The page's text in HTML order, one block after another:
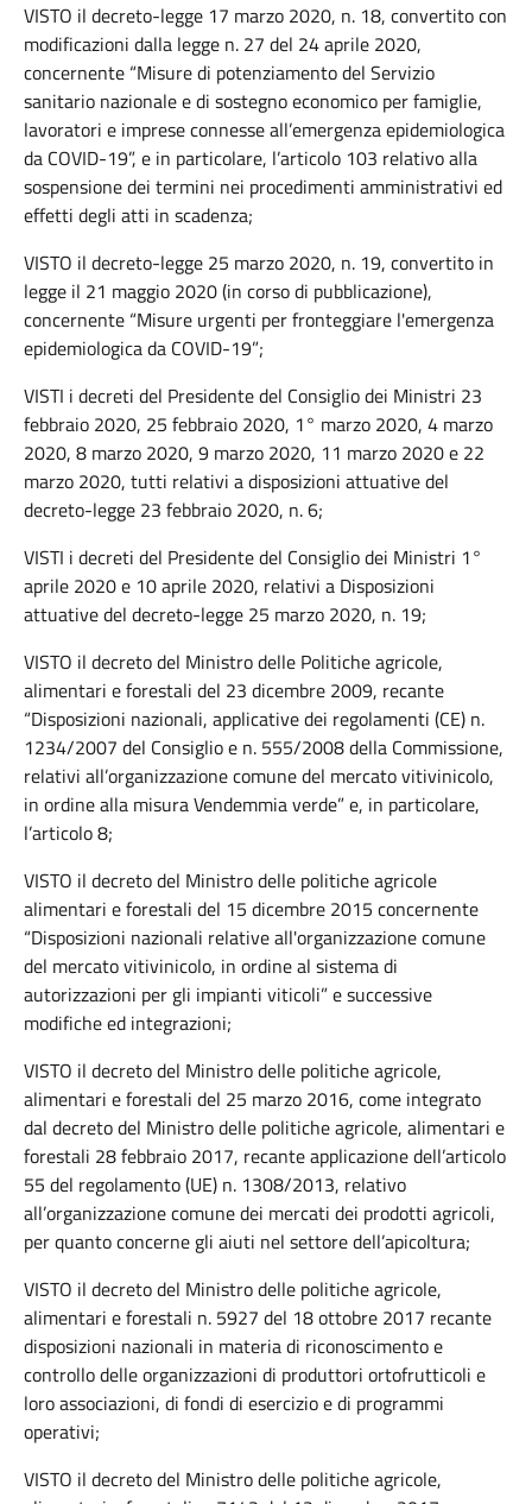
VISTO il decreto-legge 17 marzo 2020, n. 18, convertito con
modificazioni dalla legge n. 27 del 24 aprile 2020,
concernente “Misure di potenziamento del Servizio
sanitario nazionale e di sostegno economico per famiglie,
lavoratori e imprese connesse all’emergenza epidemiologica
da COVID-19”, e in particolare, l’articolo 103 relativo alla
sospensione dei termini nei procedimenti amministrativi ed
effetti degli atti in scadenza;
VISTO il decreto-legge 25 marzo 2020, n. 19, convertito in
legge il 21 maggio 2020 (in corso di pubblicazione),
concernente “Misure urgenti per fronteggiare l'emergenza
epidemiologica da COVID-19”;
VISTI i decreti del Presidente del Consiglio dei Ministri 23
febbraio 2020, 25 febbraio 2020, 1° marzo 2020, 4 marzo
2020, 8 marzo 2020, 9 marzo 2020, 11 marzo 2020 e 22
marzo 2020, tutti relativi a disposizioni attuative del
decreto-legge 23 febbraio 2020, n. 6;
VISTI i decreti del Presidente del Consiglio dei Ministri 1°
aprile 2020 e 10 aprile 2020, relativi a Disposizioni
attuative del decreto-legge 25 marzo 2020, n. 19;
VISTO il decreto del Ministro delle Politiche agricole,
alimentari e forestali del 23 dicembre 2009, recante
“Disposizioni nazionali, applicative dei regolamenti (CE) n.
1234/2007 del Consiglio e n. 555/2008 della Commissione,
relativi all’organizzazione comune del mercato vitivinicolo,
in ordine alla misura Vendemmia verde” e, in particolare,
l’articolo 8;
VISTO il decreto del Ministro delle politiche agricole
alimentari e forestali del 15 dicembre 2015 concernente
“Disposizioni nazionali relative all'organizzazione comune
del mercato vitivinicolo, in ordine al sistema di
autorizzazioni per gli impianti viticoli” e successive
modifiche ed integrazioni;
VISTO il decreto del Ministro delle politiche agricole,
alimentari e forestali del 25 marzo 2016, come integrato
dal decreto del Ministro delle politiche agricole, alimentari e
forestali 28 febbraio 2017, recante applicazione dell’articolo
55 del regolamento (UE) n. 1308/2013, relativo
all’organizzazione comune dei mercati dei prodotti agricoli,
per quanto concerne gli aiuti nel settore dell’apicoltura;
VISTO il decreto del Ministro delle politiche agricole,
alimentari e forestali n. 5927 del 18 ottobre 2017 recante
disposizioni nazionali in materia di riconoscimento e
controllo delle organizzazioni di produttori ortofrutticoli e
loro associazioni, di fondi di esercizio e di programmi
operativi;
VISTO il decreto del Ministro delle politiche agricole,